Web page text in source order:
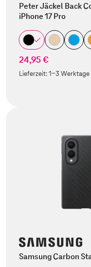
Peter Jäckel Back
iPhone 17 Pro
24,95 €
Lieferzeit:1-3 Werktage
Samsung Carbon